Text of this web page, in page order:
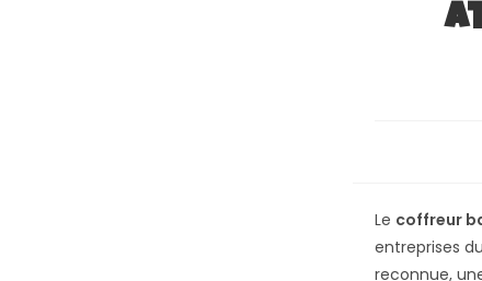
Le coffreur
entreprises
reconnue,